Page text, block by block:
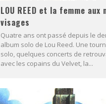
LOU REED et la femme aux
visages
Quatre ans ont passé depuis le
album solo de Lou Reed. Une
solo, quelques concerts de
avec les copains du Velvet, la...